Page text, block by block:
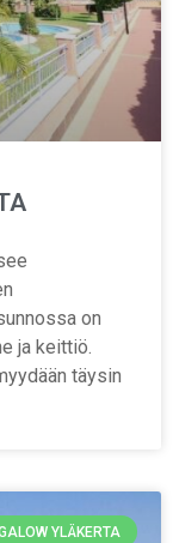
on
ja keittiö.
täysin
YLÄKERTA